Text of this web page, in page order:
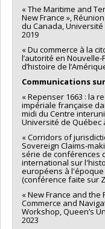
« The Maritime and
New France »,
du Canada,
2019
« Du commerce à la
l’autorité en Nouvelle-
d’histoire de
Communications
« Repenser 1663 : la
impériale française
midi du Centre
Université de Québec
« Corridors of
Sovereign Claims-
série de conférences
international sur
européens à l'époque
(conférence faite sur
« New France and
Commerce and
Workshop, Queen’s
2023